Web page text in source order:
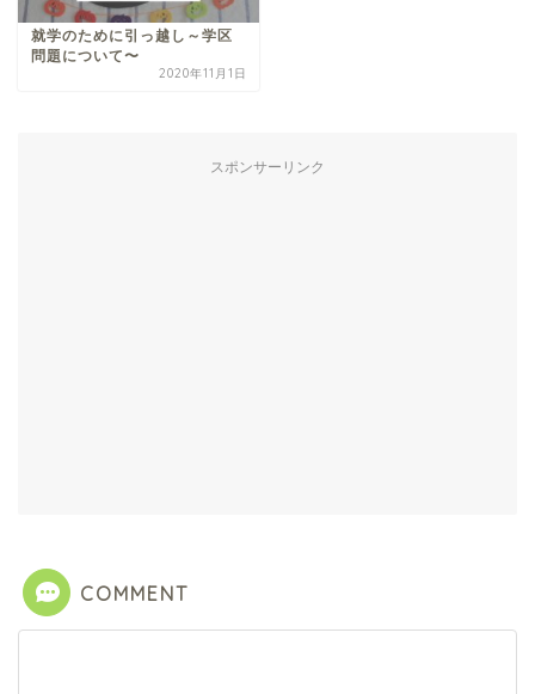
就学のために引っ越し～学区
問題について〜
2020年11月1日
スポンサーリンク
COMMENT